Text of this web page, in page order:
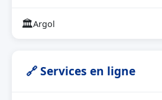
🏛Argol
🔗 Services en ligne